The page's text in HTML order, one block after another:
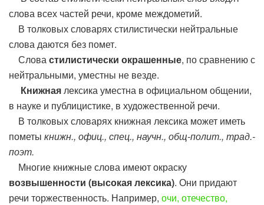
слова всех частей речи, кроме междометий.
В толковых словарях стилистически нейтральные
слова даются без помет.
Словастилистически окрашенные, по сравнению с
нейтральными, уместны не везде.
Книжнаялексика уместна в официальном общении,
в науке и публицистике, в художественной речи.
В толковых словарях книжная лексика может иметь
пометы книжн., офиц., спец., научн., общ-полит., трад.-
поэт.
Многие книжные слова имеют окраску
возвышенности (высокая лексика). Они придают
речи торжественность. Например, очи, отечество,